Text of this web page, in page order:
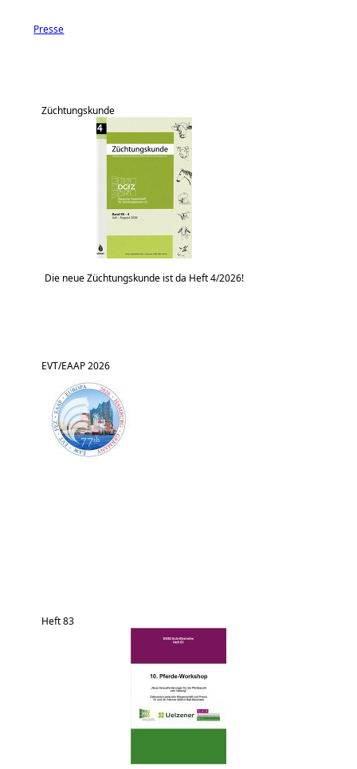
Presse
Züchtungskunde
Die neue Züchtungskunde ist da Heft 4/2026!
EVT/EAAP 2026
Heft 83